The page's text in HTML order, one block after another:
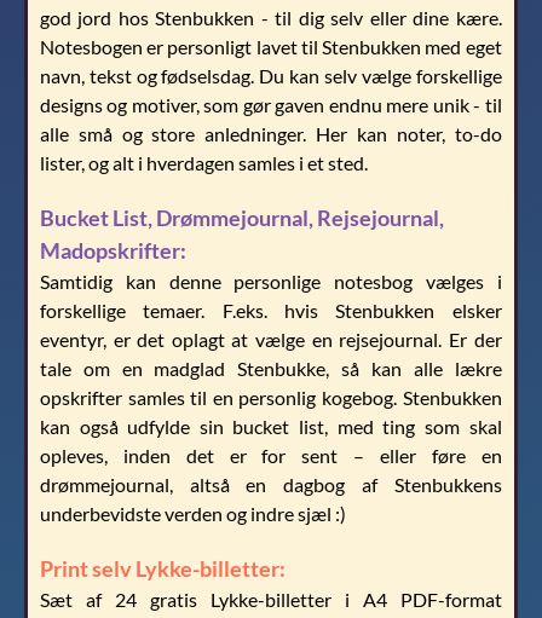
god jord hos Stenbukken - til dig selv eller dine kære.
Notesbogen er personligt lavet til Stenbukken med eget
navn, tekst og fødselsdag. Du kan selv vælge forskellige
designs og motiver, som gør gaven endnu mere unik - til
alle små og store anledninger. Her kan noter, to-do
lister, og alt i hverdagen samles i et sted.
Bucket List, Drømmejournal, Rejsejournal,
Madopskrifter:
Samtidig kan denne personlige notesbog vælges i
forskellige temaer. F.eks. hvis Stenbukken elsker
eventyr, er det oplagt at vælge en rejsejournal. Er der
tale om en madglad Stenbukke, så kan alle lækre
opskrifter samles til en personlig kogebog. Stenbukken
kan også udfylde sin bucket list, med ting som skal
opleves, inden det er for sent – eller føre en
drømmejournal, altså en dagbog af Stenbukkens
underbevidste verden og indre sjæl :)
Print selv Lykke-billetter:
Sæt af 24 gratis Lykke-billetter i A4 PDF-format